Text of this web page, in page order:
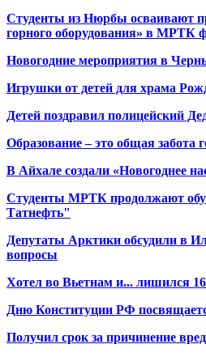
Студенты из Нюрбы осваивают
горного оборудования» в МРТК
Новогодние мероприятия в
Игрушки от детей для храма
Детей поздравил полицейский
Образование – это общая забота
В Айхале создали «Новогоднее
Студенты МРТК продолжают
Татнефть"
Депутаты Арктики обсудили в
вопросы
Хотел во Вьетнам и... лишился
Дню Конституции РФ
Получил срок за причинение